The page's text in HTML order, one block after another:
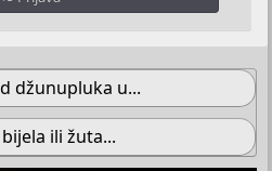
džunupluka u...
ili žuta...